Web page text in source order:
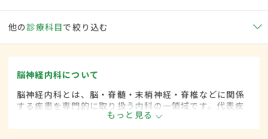
他の 診療科目で絞り込む
脳神経内科について
脳神経内科とは、脳・脊髄・末梢神経・脊椎などに関係
する疾患を専門的に取り扱う内科の一領域です。代表疾
患として、脳卒中や各種神経変性疾患(パーキンソン病、
筋萎縮性側索硬化など)、脊髄と末梢神経の疾患、てんか
もっと見る